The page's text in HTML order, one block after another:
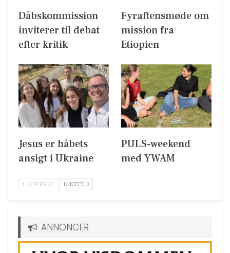
Dåbskommission
inviterer til debat
efter kritik
Fyraftensmøde om
mission fra
Etiopien
Jesus er håbets
ansigt i Ukraine
PULS-weekend
med YWAM
FORRIGE NÆSTE
ANNONCER